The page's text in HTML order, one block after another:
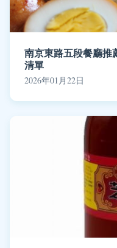
南京東路五段餐廳推
清單
2026年01月22日